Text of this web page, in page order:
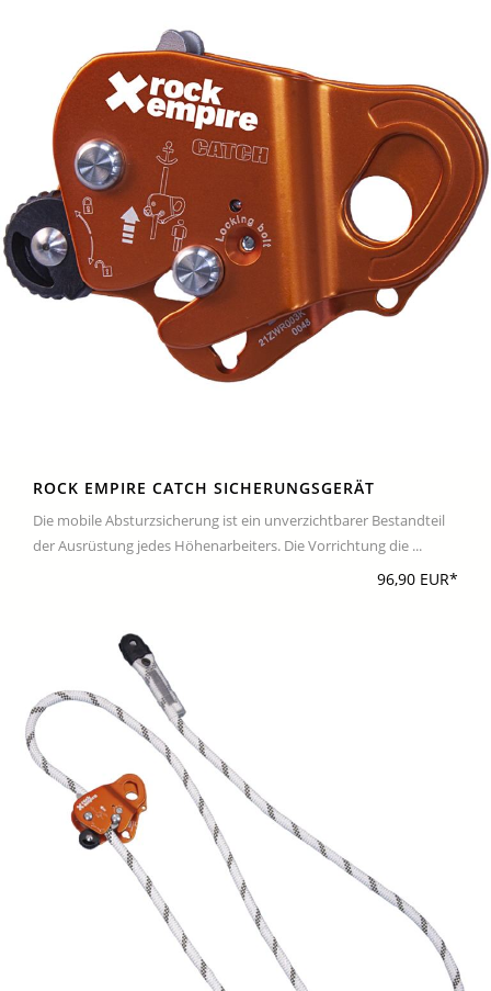
ROCK EMPIRE CATCH SICHERUNGSGERÄT
Die mobile Absturzsicherung ist ein unverzichtbarer Bestandteil
der Ausrüstung jedes Höhenarbeiters. Die Vorrichtung die ...
96,90 EUR*